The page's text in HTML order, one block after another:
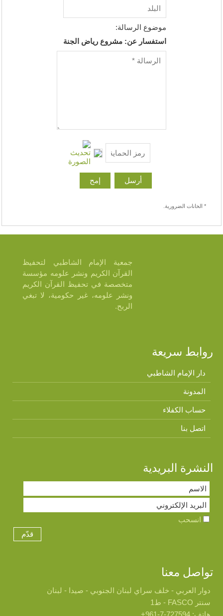
موضوع الرسالة:
استفسار عن: مشروع رياض الجنة
* الخانات الضرورية.
جمعية الإمام الشاطبي لتحفيظ
القرآن الكريم ونشر علومه مؤسسة
متخصصة في تحفيظ القرآن الكريم
ونشر علومه، غير حكومية، لا تبغي
الربح.
روابط سريعة
دار الإمام الشاطبي
المدونة
حساب الكفلاء
اتصل بنا
النشرة البريدية
انسحب
تواصل معنا
دوار العربي - خلف سراي لبنان الجنوبي - صيدا - لبنان
سنتر FASCO - ط1
هاتف: 727594-7-961+